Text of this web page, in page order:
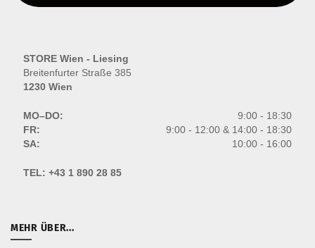
STORE Wien - Liesing
Breitenfurter Straße 385
1230 Wien
MO–DO:
9:00 - 18:30
FR:
9:00 - 12:00 & 14:00 - 18:30
SA:
10:00 - 16:00
TEL: +43 1 890 28 85
MEHR ÜBER...